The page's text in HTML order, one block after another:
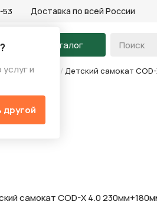
и
другой
53 Доставка по всей России
Каталог
самокаты / Детский самокат